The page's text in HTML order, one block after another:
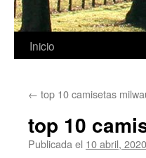
Saltar
contenido
Inicio
← top 10 camisetas
top 10
Publicada el 10 abril, 2020